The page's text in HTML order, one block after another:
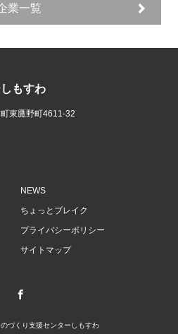
業一覧
もすわ
東鷹野町4611-32
NEWS
ちょっとブレイク
プライバシーポリシー
サイトマップ
くり支援センターしもすわ